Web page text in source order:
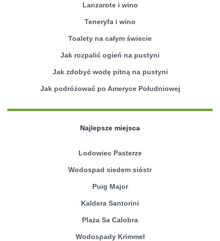
Lanzarote i wino
Teneryfa i wino
Toalety na całym świecie
Jak rozpalić ogień na pustyni
Jak zdobyć wodę pitną na pustyni
Jak podróżować po Ameryce Południowej
Najlepsze miejsca
Lodowiec Pasterze
Wodospad siedem sióstr
Puig Major
Kaldera Santorini
Plaża Sa Calobra
Wodospady Krimmel